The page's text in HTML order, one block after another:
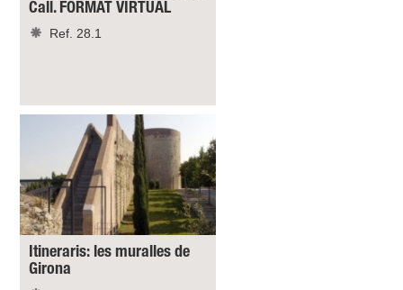
Call. FORMAT VIRTUAL
Ref. 28.1
Itineraris: les muralles de
Girona